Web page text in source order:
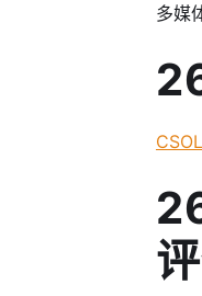
多媒